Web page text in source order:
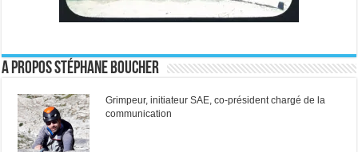
A propos Stéphane Boucher
Grimpeur, initiateur SAE, co-président chargé de la
communication